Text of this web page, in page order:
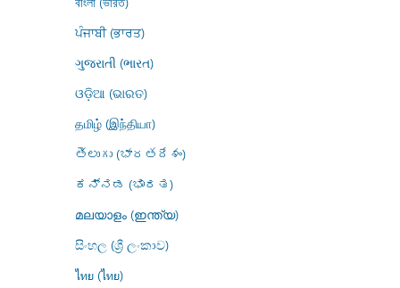
ਪੰਜਾਬੀ (ਭਾਰਤ)
ગુજરાતી (ભારત)
ଓଡ଼ିଆ (ଭାରତ)
தமிழ் (இந்தியா)
తెలుగు (భారతదేశం)
ಕನ್ನಡ (ಭಾರತ)
മലയാളം (ഇന്ത്യ)
සිංහල (ශ්‍රී ලංකාව)
ไทย (ไทย)